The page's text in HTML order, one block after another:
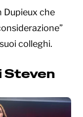
che
colleghi.
Steven